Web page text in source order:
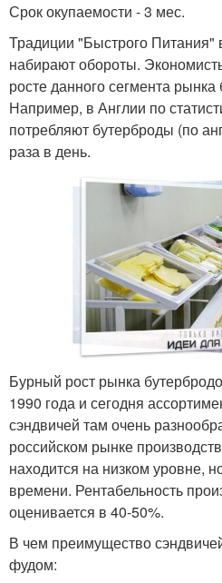
Срок окупаемости - 3 мес.
Традиции "Быстрого Питания"
набирают обороты.
росте данного сегмента
Например, в Англии по
потребляют бутерброды (по
раза в день.
Бурный рост рынка
1990 года и сегодня
сэндвичей там очень
российском рынке
находится на низком уровне,
времени. Рентабельность
оценивается в 40-50%.
В чем преимущество
фудом: